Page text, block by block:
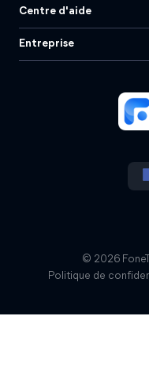
Centre d'aide
Entreprise
© 2026
Politique de